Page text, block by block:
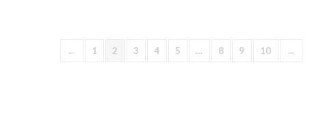
← 1 2 3 4 5 … 8 9 10 →